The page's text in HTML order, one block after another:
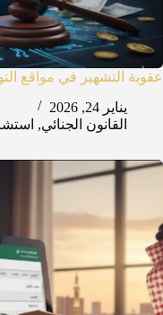
عقوبة التشهير في مواقع
يناير 24, 2026
القانون الجنائي,